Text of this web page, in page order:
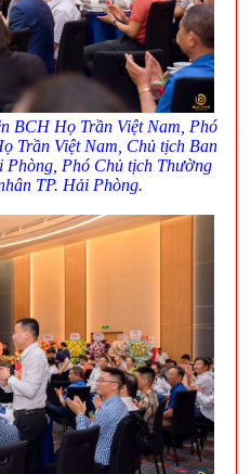
BCH Họ Trần Việt Nam, Phó
Trần Việt Nam, Chủ tịch Ban
Phòng, Phó Chủ tịch Thường
TP. Hải Phòng.